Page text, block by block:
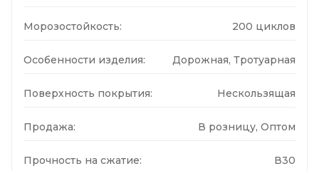
Морозостойкость: 200 циклов
Особенности изделия: Дорожная, Тротуарная
Поверхность покрытия: Нескользящая
Продажа: В розницу, Оптом
Прочность на сжатие: В30